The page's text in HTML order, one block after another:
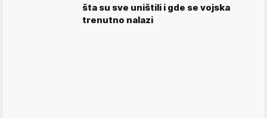
šta su sve uništili i gde se vojska
trenutno nalazi